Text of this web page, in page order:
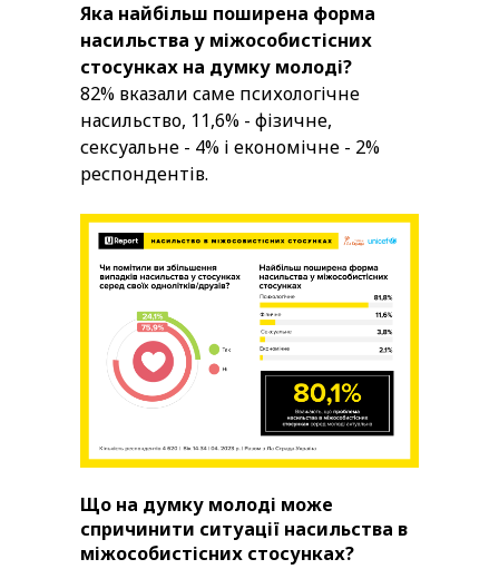
Яка найбільш поширена форма
насильства у міжособистісних
стосунках на думку молоді?
82% вказали саме психологічне
насильство, 11,6% - фізичне,
сексуальне - 4% і економічне - 2%
респондентів.
Що на думку молоді може
спричинити ситуації насильства в
міжособистісних стосунках?